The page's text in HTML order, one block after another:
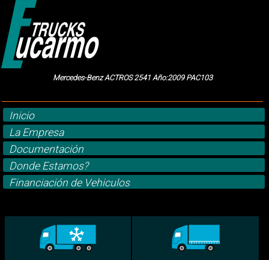
Mercedes-Benz ACTROS 2541 Año:2009 PAC103
Inicio
La Empresa
Documentación
Donde Estamos?
Financiación de Vehiculos